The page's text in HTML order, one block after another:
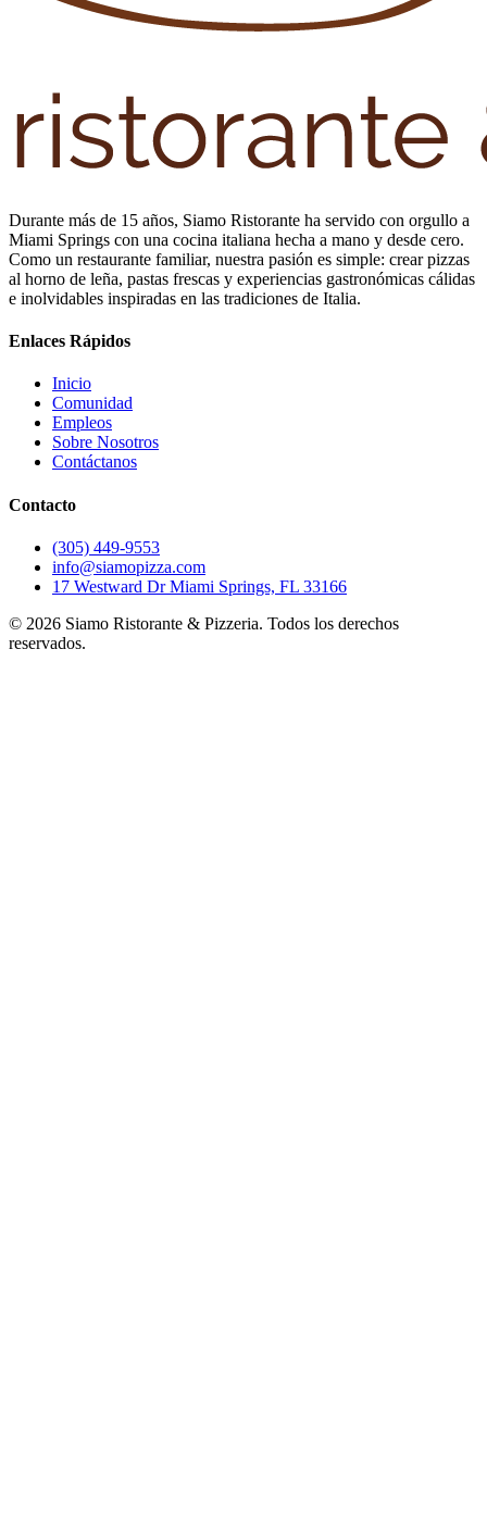
Durante más de 15 años, Siamo Ristorante ha servido con orgullo a
Miami Springs con una cocina italiana hecha a mano y desde cero.
Como un restaurante familiar, nuestra pasión es simple: crear pizzas
al horno de leña, pastas frescas y experiencias gastronómicas cálidas
e inolvidables inspiradas en las tradiciones de Italia.
Enlaces Rápidos
Inicio
Comunidad
Empleos
Sobre Nosotros
Contáctanos
Contacto
(305) 449-9553
info@siamopizza.com
17 Westward Dr Miami Springs, FL 33166
© 2026 Siamo Ristorante & Pizzeria. Todos los derechos
reservados.